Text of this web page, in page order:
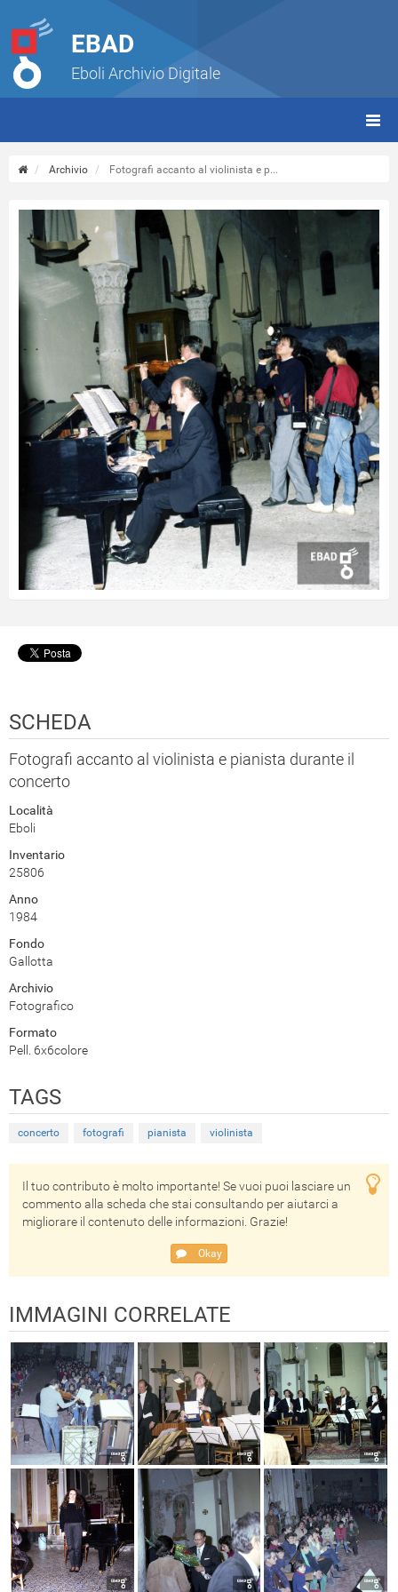
EBAD
Eboli Archivio Digitale
Archivio Fotografi accanto al violinista e p...
SCHEDA
Fotografi accanto al violinista e pianista durante il
concerto
Località
Eboli
Inventario
25806
Anno
1984
Fondo
Gallotta
Archivio
Fotografico
Formato
Pell. 6x6colore
TAGS
concerto fotografi pianista violinista
Il tuo contributo è molto importante! Se vuoi puoi lasciare un
commento alla scheda che stai consultando per aiutarci a
migliorare il contenuto delle informazioni. Grazie!
Okay
IMMAGINI CORRELATE